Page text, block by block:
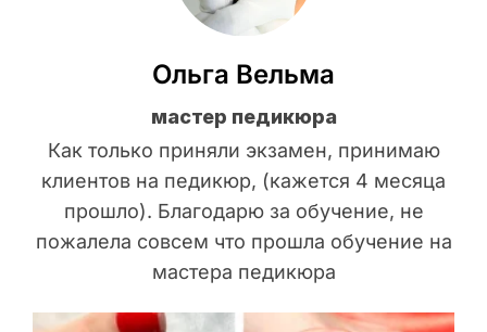
Ольга Вельма
мастер педикюра
Как только приняли экзамен, принимаю
клиентов на педикюр, (кажется 4 месяца
прошло). Благодарю за обучение, не
пожалела совсем что прошла обучение на
мастера педикюра